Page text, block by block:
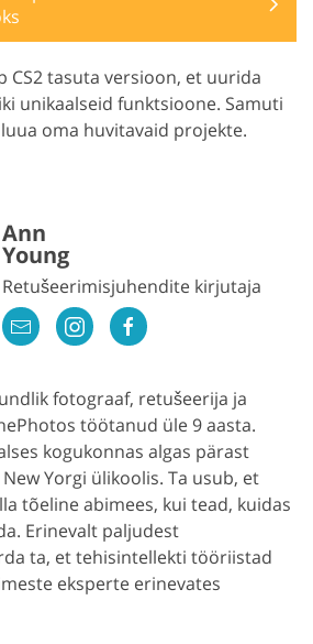
CS2 tasuta versioon, et uurida
unikaalseid funktsioone. Samuti
oma huvitavaid projekte.
Ann
Young
Retušeerimisjuhendite kirjutaja
fotograaf, retušeerija ja
töötanud üle 9 aasta.
kogukonnas algas pärast
Yorgi ülikoolis. Ta usub, et
tõeline abimees, kui tead, kuidas
Erinevalt paljudest
ta, et tehisintellekti tööriistad
eksperte erinevates